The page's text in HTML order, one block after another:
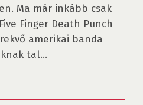
Ma már inkább csak
Finger Death Punch
amerikai banda
tal...